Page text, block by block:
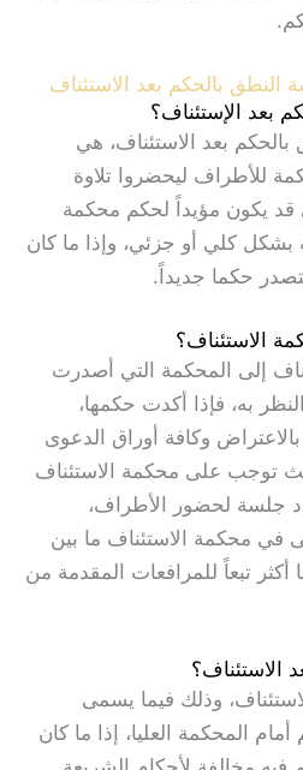
النطق بالحكم بعد الاستئناف
بعد الإستئناف؟
بعد الاستئناف، هي
للأطراف ليحضروا تلاوة
قد يكون مؤيداً لحكم محكمة
بشكل كلي أو جزئي، وإذا ما كان
حكما جديداً.
الاستئناف؟
إلى المحكمة التي أصدرت
به، فإذا أكدت حكمها،
وكافة أوراق الدعوى
توجب على محكمة الاستئناف
جلسة لحضور الأطراف،
في محكمة الاستئناف ما بين
أكثر تبعاً للمرافعات المقدمة من
الاستئناف؟
وذلك فيما يسمى
المحكمة العليا، إذا ما كان